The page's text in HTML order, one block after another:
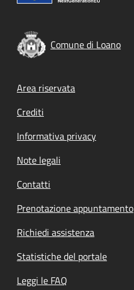
Comune di Loano
Footer menu
Area riservata
Crediti
Informativa privacy
Note legali
Contatti
Prenotazione appuntamento
Richiedi assistenza
Statistiche del portale
Leggi le FAQ